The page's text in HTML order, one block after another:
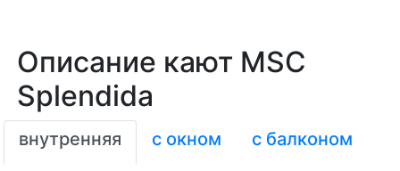
Описание кают MSC
Splendida
внутренняя с окном с балконом